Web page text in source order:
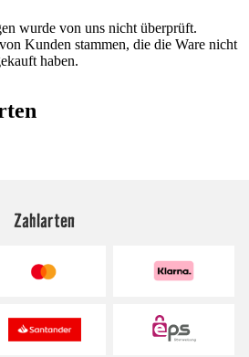
wurde von uns nicht überprüft.
Kunden stammen, die die Ware nicht
haben.
Zahlarten